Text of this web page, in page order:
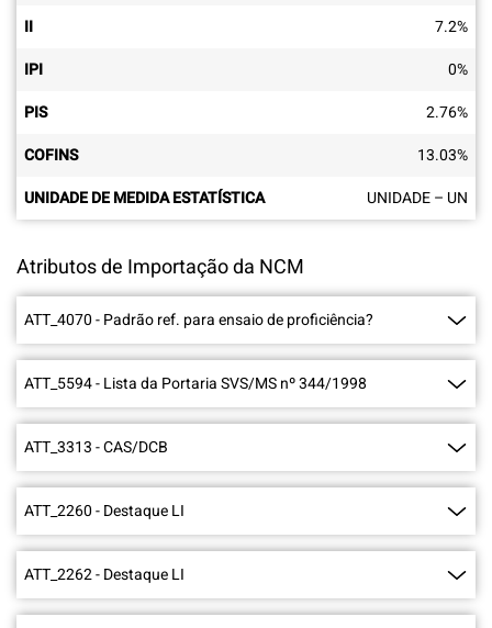
II 7.2%
IPI 0%
PIS 2.76%
COFINS 13.03%
UNIDADE DE MEDIDA ESTATÍSTICA UNIDADE – UN
Atributos de Importação da NCM
ATT_4070 - Padrão ref. para ensaio de proficiência?
ATT_5594- Lista da Portaria SVS/MS nº 344/1998
ATT_3313 -CAS/DCB
ATT_2260 - Destaque LI
ATT_2262- Destaque LI